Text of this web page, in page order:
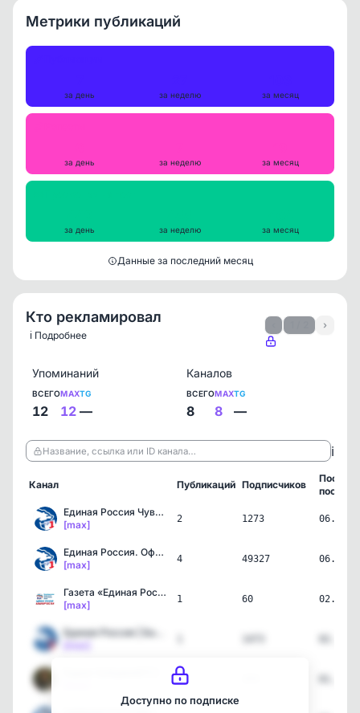
Метрики публикаций
за день за неделю за месяц
за день за неделю за месяц
за день за неделю за месяц
Данные за последний месяц
Кто рекламировал
ℹ️ Подробнее
›
Упоминаний
ВСЕГО
12
MAX
12
TG
—
Каналов
ВСЕГО
8
MAX
8
TG
—
Название, ссылка или ID канала… ℹ️
Канал Публикаций Подписчиков
пост
Единая Россия Чувашия
[max]
2 1273
Единая Россия. Официально
[max]
4 49327
Газета «Единая Россия – …
[max]
1 60
1
Доступно по подписке